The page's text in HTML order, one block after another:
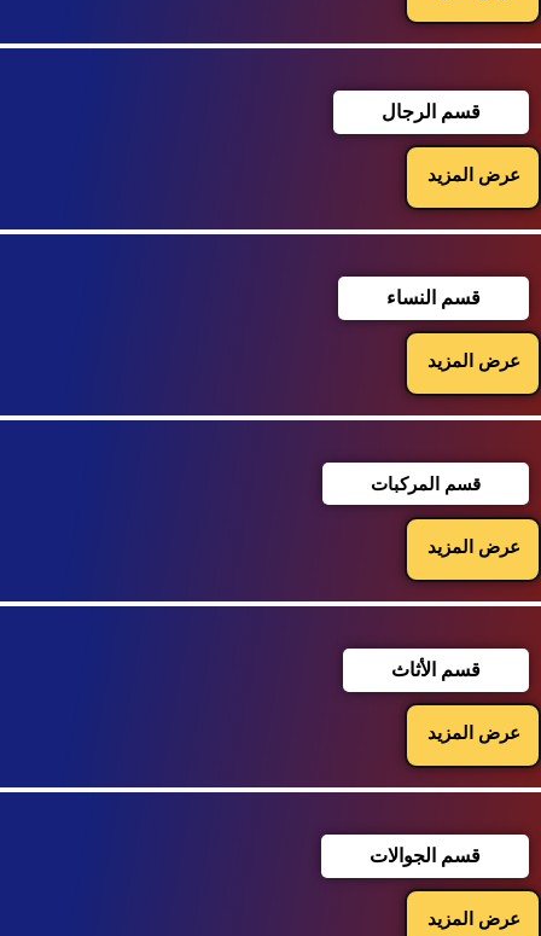
قسم الرجال
عرض المزيد
قسم النساء
عرض المزيد
قسم المركبات
عرض المزيد
قسم الأثاث
عرض المزيد
قسم الجوالات
عرض المزيد